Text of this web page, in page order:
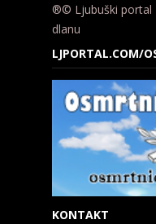
®© Ljubuški portal
dlanu
LJPORTAL.COM/
KONTAKT